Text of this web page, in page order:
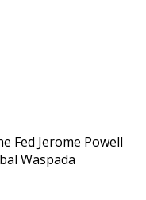
Fed Jerome Powell
Waspada